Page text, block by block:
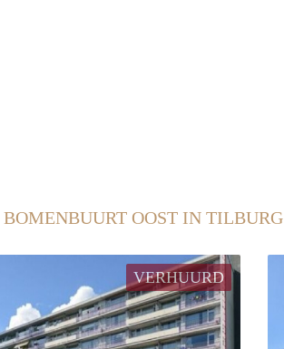
BOMENBUURT OOST IN TILBURG
VERHUURD